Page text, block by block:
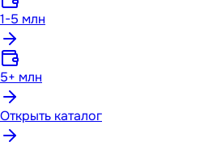
1-5 млн
5+ млн
Открыть каталог